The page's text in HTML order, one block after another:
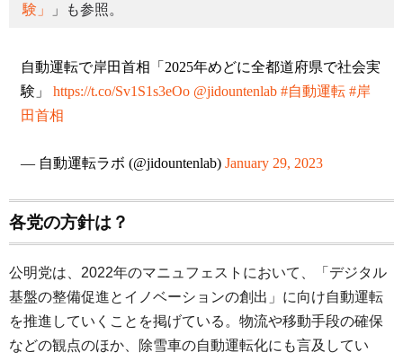
験」
」も参照。
自動運転で岸田首相「2025年めどに全都道府県で社会実
験」 https://t.co/Sv1S1s3eOo @jidountenlab #自動運転 #岸
田首相
— 自動運転ラボ (@jidountenlab) January 29, 2023
各党の方針は？
公明党は、2022年のマニュフェストにおいて、「デジタル
基盤の整備促進とイノベーションの創出」に向け自動運転
を推進していくことを掲げている。物流や移動手段の確保
などの観点のほか、除雪車の自動運転化にも言及してい